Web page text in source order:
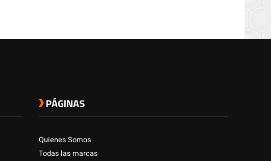
PÁGINAS
Quienes Somos
Todas las marcas